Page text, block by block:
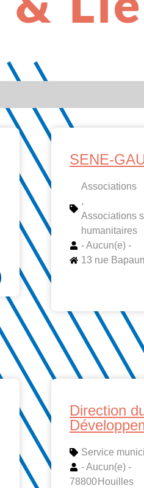
SENE-
Associations
,
Associations
humanitaires
- Aucun(e) -
13 rue
Direction
Service
- Aucun(e) -
78800 Houilles